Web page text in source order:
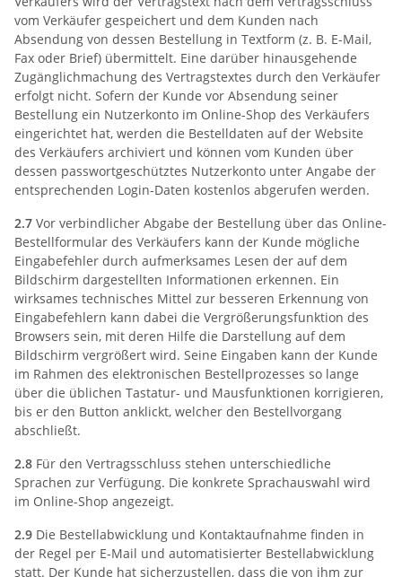
vom Verkäufer gespeichert und dem Kunden nach
Absendung von dessen Bestellung in Textform (z. B. E-Mail,
Fax oder Brief) übermittelt. Eine darüber hinausgehende
Zugänglichmachung des Vertragstextes durch den Verkäufer
erfolgt nicht. Sofern der Kunde vor Absendung seiner
Bestellung ein Nutzerkonto im Online-Shop des Verkäufers
eingerichtet hat, werden die Bestelldaten auf der Website
des Verkäufers archiviert und können vom Kunden über
dessen passwortgeschütztes Nutzerkonto unter Angabe der
entsprechenden Login-Daten kostenlos abgerufen werden.
2.7 Vor verbindlicher Abgabe der Bestellung über das Online-
Bestellformular des Verkäufers kann der Kunde mögliche
Eingabefehler durch aufmerksames Lesen der auf dem
Bildschirm dargestellten Informationen erkennen. Ein
wirksames technisches Mittel zur besseren Erkennung von
Eingabefehlern kann dabei die Vergrößerungsfunktion des
Browsers sein, mit deren Hilfe die Darstellung auf dem
Bildschirm vergrößert wird. Seine Eingaben kann der Kunde
im Rahmen des elektronischen Bestellprozesses so lange
über die üblichen Tastatur- und Mausfunktionen korrigieren,
bis er den Button anklickt, welcher den Bestellvorgang
abschließt.
2.8 Für den Vertragsschluss stehen unterschiedliche
Sprachen zur Verfügung. Die konkrete Sprachauswahl wird
im Online-Shop angezeigt.
2.9 Die Bestellabwicklung und Kontaktaufnahme finden in
der Regel per E-Mail und automatisierter Bestellabwicklung
statt. Der Kunde hat sicherzustellen, dass die von ihm zur